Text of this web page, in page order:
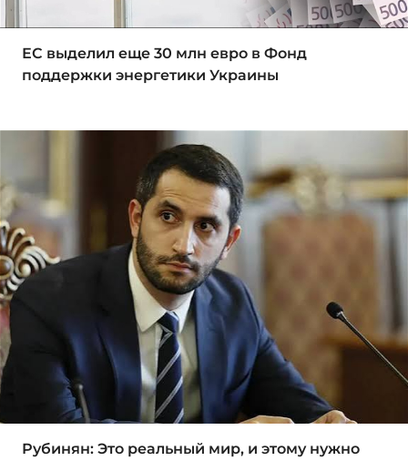
ЕС выделил еще 30 млн евро в Фонд
поддержки энергетики Украины
Рубинян: Это реальный мир, и этому нужно